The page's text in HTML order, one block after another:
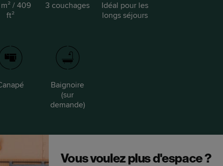
/ 409
ft²
3 couchages
Idéal pour les
longs séjours
Baignoire
(sur
demande)
Vous voulez plus d'espace ?